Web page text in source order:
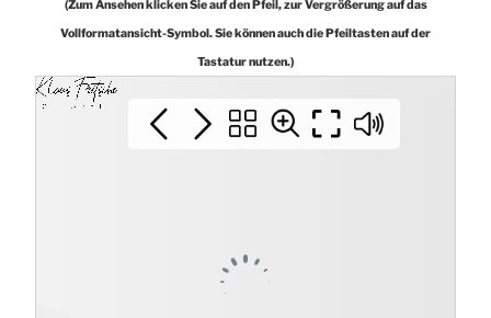
(Zum Ansehen klicken Sie auf den Pfeil, zur Vergrößerung auf das
Vollformatansicht-Symbol. Sie können auch die Pfeiltasten auf der
Tastatur nutzen.)